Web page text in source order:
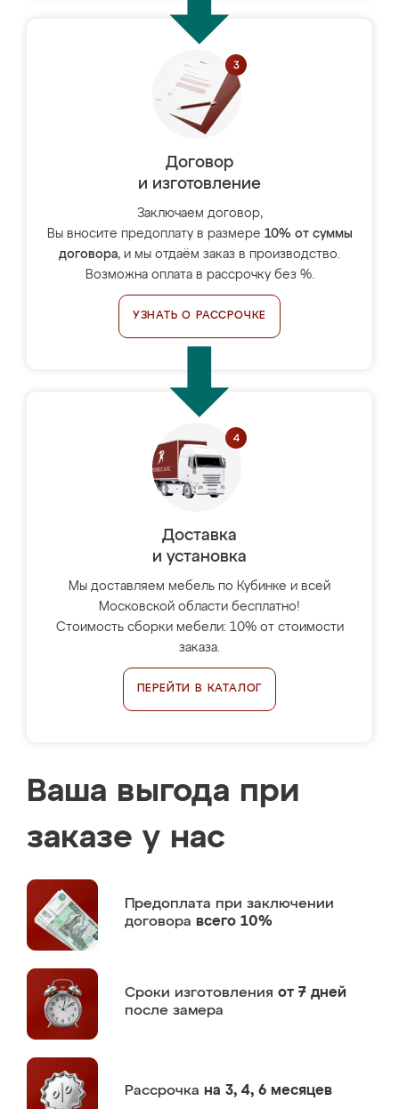
Договор
и изготовление
Заключаем договор,
Вы вносите предоплату в размере 10% от суммы
договора, и мы отдаём заказ в производство.
Возможна оплата в рассрочку без %.
УЗНАТЬ О РАССРОЧКЕ
Доставка
и установка
Мы доставляем мебель по Кубинке и всей
Московской области бесплатно!
Стоимость сборки мебели: 10% от стоимости
заказа.
ПЕРЕЙТИ В КАТАЛОГ
Ваша выгода при
заказе у нас
Предоплата при заключении
договора всего 10%
Сроки изготовления от 7 дней
после замера
Рассрочка на 3, 4, 6 месяцев